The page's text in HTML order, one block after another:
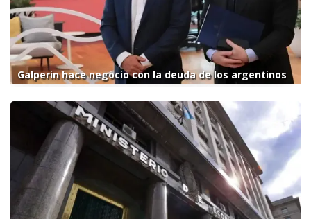
Galperin hace negocio con la deuda de los argentinos